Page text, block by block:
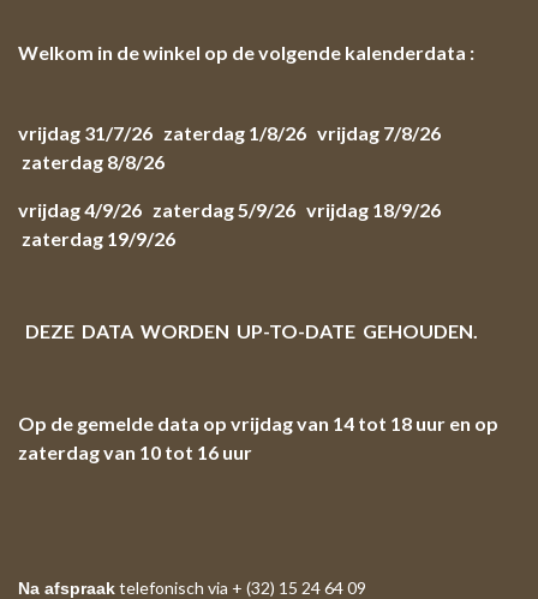
Welkom in de winkel op de volgende kalenderdata :
vrijdag 31/7/26 zaterdag 1/8/26 vrijdag 7/8/26
zaterdag 8/8/26
vrijdag 4/9/26 zaterdag 5/9/26 vrijdag 18/9/26
zaterdag 19/9/26
DEZE DATA WORDEN UP-TO-DATE GEHOUDEN.
Op de gemelde data op vrijdag van 14 tot 18 uur en op
zaterdag van 10 tot 16 uur
Na afspraaktelefonisch via + (32) 15 24 64 09